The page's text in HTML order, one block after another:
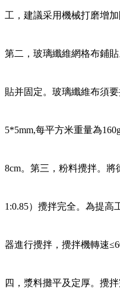
工，建議采用機械打磨增
第二，玻璃纖維網格布鋪
貼并固定。玻璃纖維布須
5*5mm,每平方米重量為
8cm。第三，粉料攪拌。
1:0.85）攪拌完全。為提高
器進行攪拌，攪拌機轉速
四，漿料攤平及定厚。攪